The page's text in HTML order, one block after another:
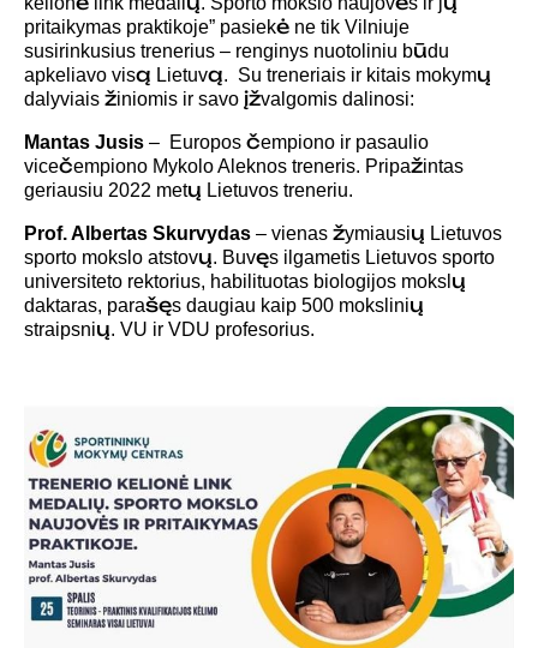
pritaikymas praktikoje” pasiekė ne tik Vilniuje
susirinkusius trenerius – renginys nuotoliniu būdu
apkeliavo visą Lietuvą. Su treneriais ir kitais mokymų
dalyviais žiniomis ir savo įžvalgomis dalinosi:
Mantas Jusis – Europos čempiono ir pasaulio
vicečempiono Mykolo Aleknos treneris. Pripažintas
geriausiu 2022 metų Lietuvos treneriu.
Prof. Albertas Skurvydas – vienas žymiausių Lietuvos
sporto mokslo atstovų. Buvęs ilgametis Lietuvos sporto
universiteto rektorius, habilituotas biologijos mokslų
daktaras, parašęs daugiau kaip 500 mokslinių
straipsnių. VU ir VDU profesorius.